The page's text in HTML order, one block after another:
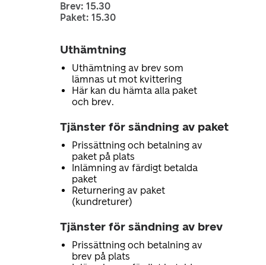
Brev: 15.30
Paket: 15.30
Uthämtning
Uthämtning av brev som
lämnas ut mot kvittering
Här kan du hämta alla paket
och brev.
Tjänster för sändning av paket
Prissättning och betalning av
paket på plats
Inlämning av färdigt betalda
paket
Returnering av paket
(kundreturer)
Tjänster för sändning av brev
Prissättning och betalning av
brev på plats